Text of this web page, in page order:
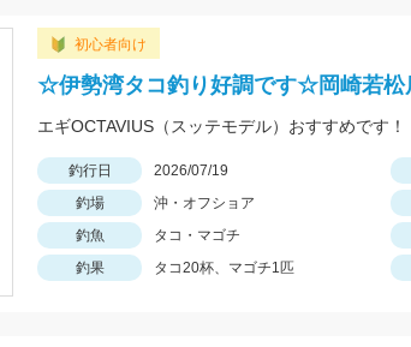
初心者向け
☆伊勢湾タコ釣り好調です☆岡崎若
釣行日 2026/07/19
釣場
沖・オフショア
釣魚
タコ・マゴチ
釣果
タコ20杯、マゴチ1匹